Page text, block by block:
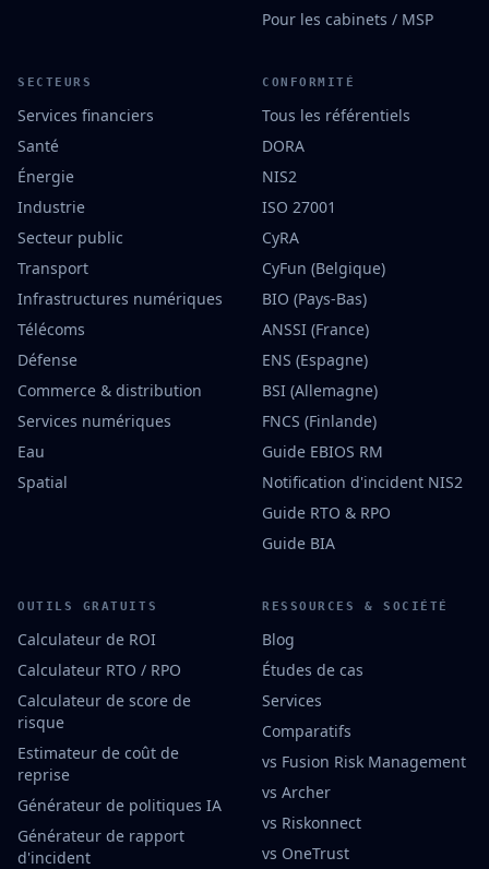
Pour les cabinets / MSP
SECTEURS
Services financiers
Santé
Énergie
Industrie
Secteur public
Transport
Infrastructures numériques
Télécoms
Défense
Commerce & distribution
Services numériques
Eau
Spatial
CONFORMITÉ
Tous les référentiels
DORA
NIS2
ISO 27001
CyRA
CyFun (Belgique)
BIO (Pays-Bas)
ANSSI (France)
ENS (Espagne)
BSI (Allemagne)
FNCS (Finlande)
Guide EBIOS RM
Notification d'incident NIS2
Guide RTO & RPO
Guide BIA
OUTILS GRATUITS
Calculateur de ROI
Calculateur RTO / RPO
Calculateur de score de
risque
Estimateur de coût de
reprise
Générateur de politiques IA
Générateur de rapport
d'incident
RESSOURCES & SOCIÉTÉ
Blog
Études de cas
Services
Comparatifs
vs Fusion Risk Management
vs Archer
vs Riskonnect
vs OneTrust